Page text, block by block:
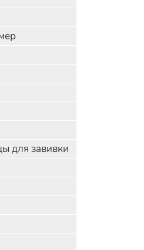
для завивки